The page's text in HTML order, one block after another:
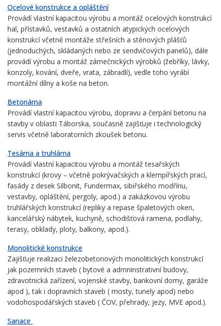
Ocelové konstrukce a opláštění
Provádí vlastní kapacitou výrobu a montáž ocelových konstrukcí
hal, přístavků, vestavků a ostatních atypických ocelových
konstrukcí včetně montáže střešních a stěnových plášťů
(jednoduchých, skládaných nebo ze sendvičových panelů), dále
provádí výrobu a montáž zámečnických výrobků (žebříky, lávky,
konzoly, kování, dveře, vrata, zábradlí), vedle toho vyrábí
montážní dílny a koše na beton.
Betonárna
Provádí vlastní kapacitou výrobu, dopravu a čerpání betonu na
stavby v oblasti Táborska, současně zajišťuje i technologický
servis včetně laboratorních zkoušek betonu.
Tesárna a truhlárna
Provádí vlastní kapacitou výrobu a montáž tesařských
konstrukcí (krovy – včetně pokrývačských a klempířských prací,
fasády z desek Silbonit, Fundermax, sibiřského modřínu,
vestavby, opláštění, pergoly, apod.) a zakázkovou výrobu
truhlářských konstrukcí (repliky a repase špaletových oken,
kancelářský nábytek, kuchyně, schodišťová ramena, podlahy,
terasy, obklady, ploty, balkony, apod.).
Monolitické konstrukce
Zajišťuje realizaci železobetonových monolitických konstrukcí
jak pozemních staveb ( bytové a admninstrativní budovy,
zdravotnická zařízení, vojenské stavby, bankovní domy, garáže
apod ), tak i dopravních staveb ( mosty, tunely apod) nebo
vodohospodářských staveb ( ČOV, přehrady, jezy, MVE apod.).
Sanace